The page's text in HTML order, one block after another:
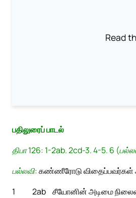
Read
பதிலுரைப் பாடல்
திபா 126: 1-2ab. 2cd-3. 4-5. 6
பல்லவி:கண்ணீரோடு விதைப்பவர்கள்
1
சீயோனின் அடிமை
2ab